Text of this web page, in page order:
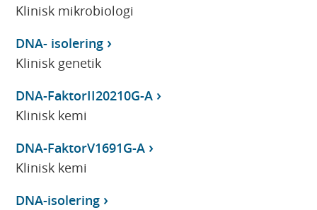
Klinisk mikrobiologi
DNA- isolering
Klinisk genetik
DNA-FaktorII20210G-A
Klinisk kemi
DNA-FaktorV1691G-A
Klinisk kemi
DNA-isolering